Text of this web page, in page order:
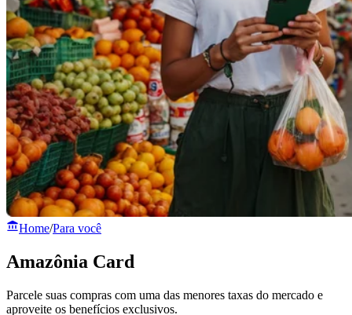
Home/Para você
Amazônia Card
Parcele suas compras com uma das menores taxas do mercado e
aproveite os benefícios exclusivos.